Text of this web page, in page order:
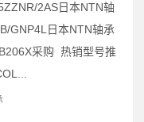
2AS日本NTN轴
GNP4L日本NTN轴承
采购 热销型号推